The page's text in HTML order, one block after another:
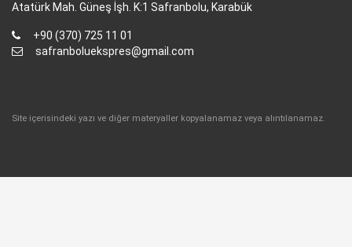
Atatürk Mah. Güneş İşh. K:1 Safranbolu, Karabük
+90 (370) 725 11 01
safranboluekspres@gmail.com
Site içerisindeki yazı ve diğer materyaller kopyalanamaz veya alıntılanamaz.